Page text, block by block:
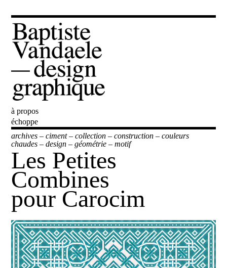
Baptiste Vandaele
à propos
échoppe
archives –ciment–collection –construction –couleurs
chaudes –design –géométrie –motif
Les Petites
Combines
pour Carocim